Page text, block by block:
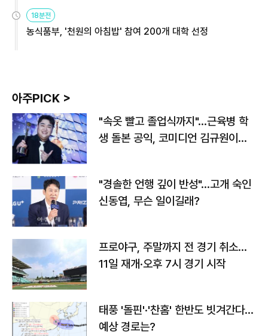
원
18분전
농식품부, '천원의 아침밥' 참여 200개 대학 선정
아주PICK >
"속옷 빨고 졸업식까지"…근육병 학
생 돌본 공익, 코미디언 김규원이었
"경솔한 언행 깊이 반성"…고개 숙인
신동엽, 무슨 일이길래?
프로야구, 주말까지 전 경기 취소…
11일 재개·오후 7시 경기 시작
태풍 '돌핀'·'찬홈' 한반도 빗겨간다…
예상 경로는?